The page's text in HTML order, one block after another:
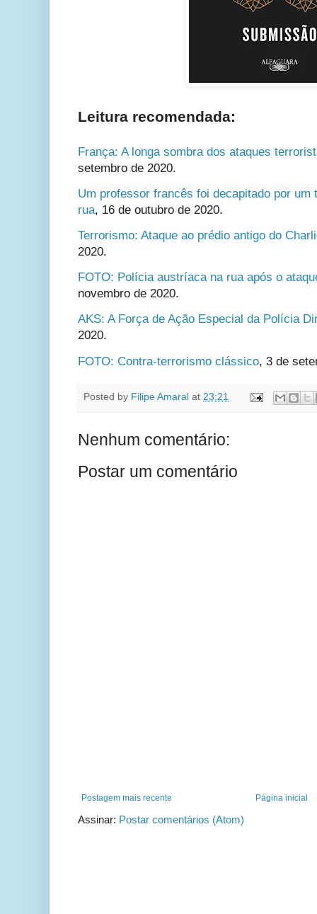
Leitura recomendada:
França: A longa sombra dos ataques
setembro de 2020.
Um professor francês foi decapitado por um
rua, 16 de outubro de 2020.
Terrorismo: Ataque ao prédio antigo do
2020.
FOTO: Polícia austríaca na rua após o
novembro de 2020.
AKS: A Força de Ação Especial da Polícia
2020.
FOTO: Contra-terrorismo clássico, 3 de
Posted by Filipe Amaral at 23:21
Nenhum comentário:
Postar um comentário
Postagem mais recente Página inicial
Assinar: Postar comentários (Atom)